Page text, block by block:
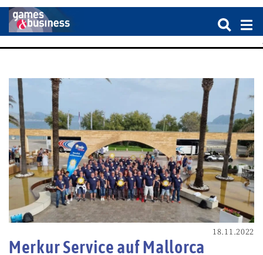
18.11.2022
Merkur Service auf Mallorca